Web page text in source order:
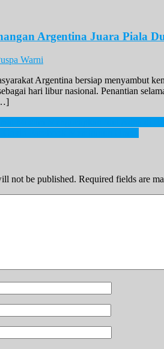
Argentina Juara Piala
Warni
Argentina bersiap menyambut
hari libur nasional. Penantian
not be published. Required fields are